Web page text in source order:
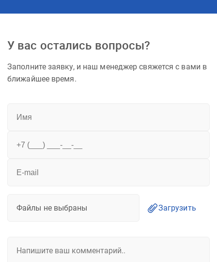
У вас остались вопросы?
Заполните заявку, и наш менеджер свяжется с вами в
ближайшее время.
Файлы не выбраны Загрузить